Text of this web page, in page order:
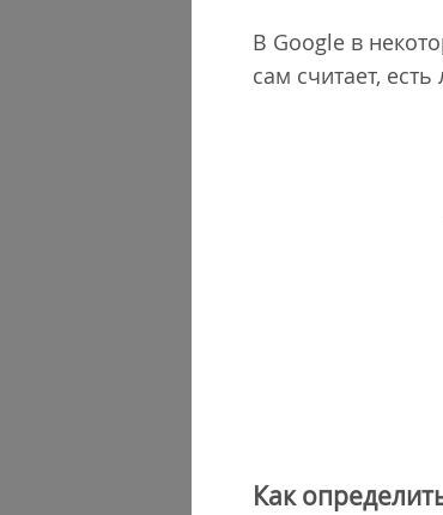
В Google в
сам считает,
Как